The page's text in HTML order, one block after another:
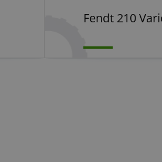
Fendt 210